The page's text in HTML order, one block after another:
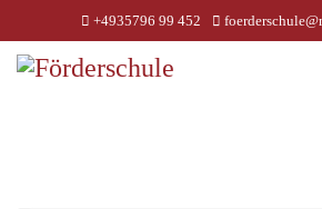
+4935796 99 452